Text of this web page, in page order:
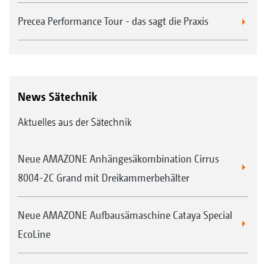
Precea Performance Tour - das sagt die Praxis
News Sätechnik
Aktuelles aus der Sätechnik
Neue AMAZONE Anhängesäkombination Cirrus
8004-2C Grand mit Dreikammerbehälter
Neue AMAZONE Aufbausämaschine Cataya Special
EcoLine